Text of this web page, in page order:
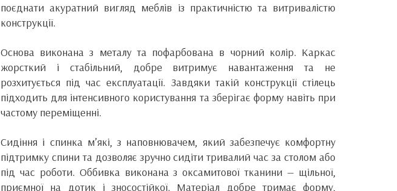
поєднати акуратний вигляд меблів із практичністю та витривалістю
конструкції.
Основа виконана з металу та пофарбована в чорний колір. Каркас
жорсткий і стабільний, добре витримує навантаження та не
розхитується під час експлуатації. Завдяки такій конструкції стілець
підходить для інтенсивного користування та зберігає форму навіть при
частому переміщенні.
Сидіння і спинка м’які, з наповнювачем, який забезпечує комфортну
підтримку спини та дозволяє зручно сидіти тривалий час за столом або
під час роботи. Оббивка виконана з оксамитової тканини — щільної,
приємної на дотик і зносостійкої. Матеріал добре тримає форму,